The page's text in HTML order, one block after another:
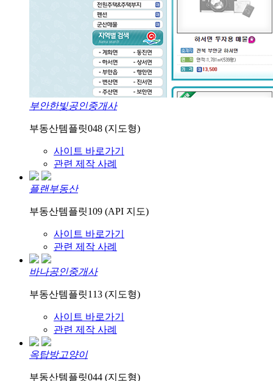
부안한빛공인중개사
부동산템플릿048 (지도형)
사이트 바로가기
관련 제작 사례
플랜부동산
부동산템플릿109 (API 지도)
사이트 바로가기
관련 제작 사례
바나공인중개사
부동산템플릿113 (지도형)
사이트 바로가기
관련 제작 사례
옥탑방고양이
부동산템플릿044 (지도형)